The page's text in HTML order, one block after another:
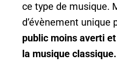
ce type de musique.
d’évènement unique
public moins averti
la musique classique.